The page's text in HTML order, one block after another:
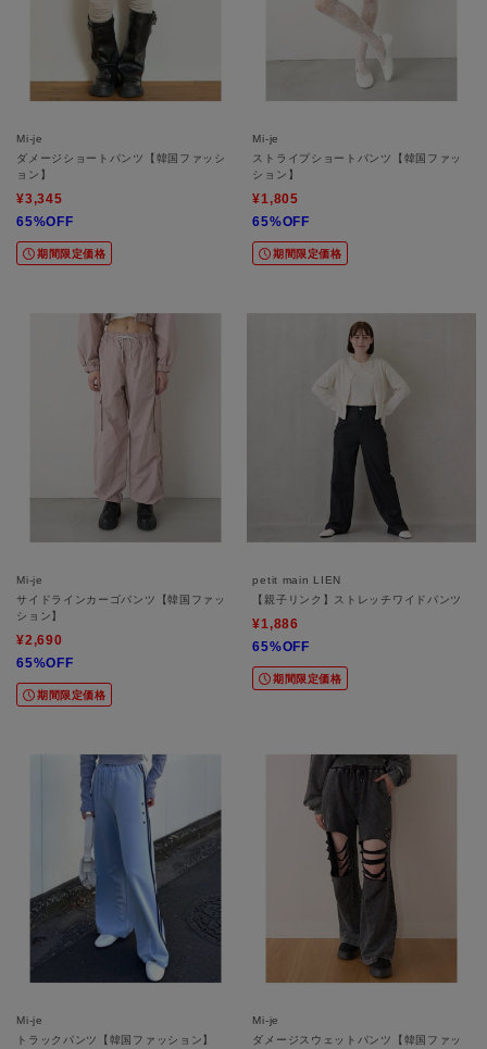
Mi-je
ダメージショートパンツ【韓国ファッシ
ョン】
¥3,345
65%OFF
期間限定価格
Mi-je
ストライプショートパンツ【韓国ファッ
ション】
¥1,805
65%OFF
期間限定価格
Mi-je
サイドラインカーゴパンツ【韓国ファッ
ション】
¥2,690
65%OFF
期間限定価格
petit main LIEN
【親子リンク】ストレッチワイドパンツ
¥1,886
65%OFF
期間限定価格
Mi-je
トラックパンツ【韓国ファッション】
Mi-je
ダメージスウェットパンツ【韓国ファッ